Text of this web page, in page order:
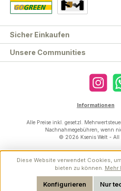
Unsere Communities
Sicher Einkaufen
Instagram
Informationen
Alle Preise inkl. gesetzl.
Nachnahmegebühren, wenn
© 2026 Ksenis Welt - All
Werkzeugleiste anzeigen
Diese Website verwendet Cookies,
bieten zu können. Mehr
Nur
Konfigurieren